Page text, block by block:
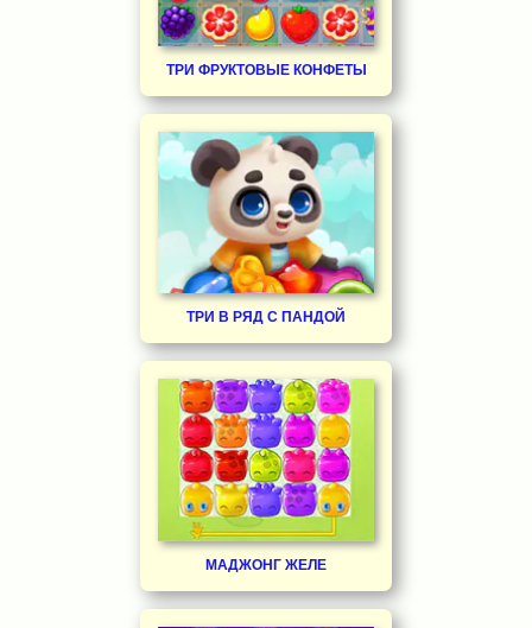
ТРИ ФРУКТОВЫЕ КОНФЕТЫ
ТРИ В РЯД С ПАНДОЙ
МАДЖОНГ ЖЕЛЕ